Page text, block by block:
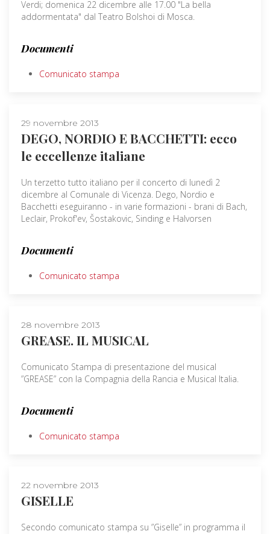
Verdi; domenica 22 dicembre alle 17.00 "La bella
addormentata" dal Teatro Bolshoi di Mosca.
Documenti
Comunicato stampa
29 novembre 2013
DEGO, NORDIO E BACCHETTI: ecco
le eccellenze italiane
Un terzetto tutto italiano per il concerto di lunedì 2
dicembre al Comunale di Vicenza. Dego, Nordio e
Bacchetti eseguiranno - in varie formazioni - brani di Bach,
Leclair, Prokof'ev, Šostakovic, Sinding e Halvorsen
Documenti
Comunicato stampa
28 novembre 2013
GREASE. IL MUSICAL
Comunicato Stampa di presentazione del musical
”GREASE” con la Compagnia della Rancia e Musical Italia.
Documenti
Comunicato stampa
22 novembre 2013
GISELLE
Secondo comunicato stampa su ”Giselle” in programma il